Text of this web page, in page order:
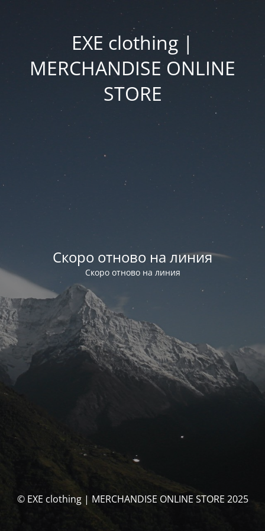
EXE clothing |
MERCHANDISE ONLINE
STORE
Скоро отново на линия
Скоро отново на линия
© EXE clothing | MERCHANDISE ONLINE STORE 2025